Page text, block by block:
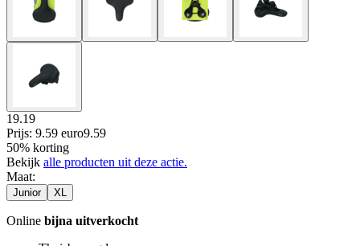
19.19
Prijs: 9.59 euro9.59
50% korting
Bekijk alle producten uit deze actie.
Maat:
Junior XL
Online bijna uitverkocht